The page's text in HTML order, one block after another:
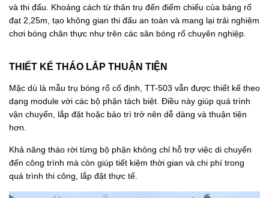
và thi đấu. Khoảng cách từ thân trụ đến điểm chiếu của bảng rổ
đạt 2,25m, tạo không gian thi đấu an toàn và mang lại trải nghiệm
chơi bóng chân thực như trên các sân bóng rổ chuyên nghiệp.
THIẾT KẾ THÁO LẮP THUẬN TIỆN
Mặc dù là mẫu trụ bóng rổ cố định, TT-503 vẫn được thiết kế theo
dạng module với các bộ phận tách biệt. Điều này giúp quá trình
vận chuyển, lắp đặt hoặc bảo trì trở nên dễ dàng và thuận tiện
hơn.
Khả năng tháo rời từng bộ phận không chỉ hỗ trợ việc di chuyển
đến công trình mà còn giúp tiết kiệm thời gian và chi phí trong
quá trình thi công, lắp đặt thực tế.